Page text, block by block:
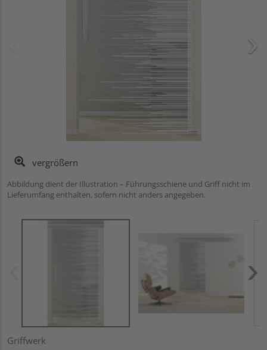
vergrößern
Abbildung dient der Illustration – Führungsschiene und Griff nicht im
Lieferumfang enthalten, sofern nicht anders angegeben.
Griffwerk